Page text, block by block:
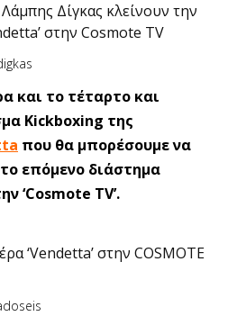
Δίγκας κλείνουν την
στην Cosmote TV
και το τέταρτο και
Kickboxing της
που θα μπορέσουμε να
επόμενο διάστημα
‘Cosmote TV’.
‘Vendetta’ στην COSMOTE